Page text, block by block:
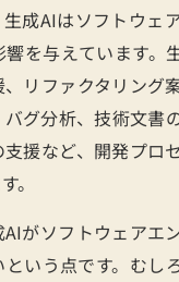
成AIはソフトウェ
を与えています。
リファクタリング
バグ分析、技術文書
援など、開発プロ
。
がソフトウェアエ
いう点です。むし